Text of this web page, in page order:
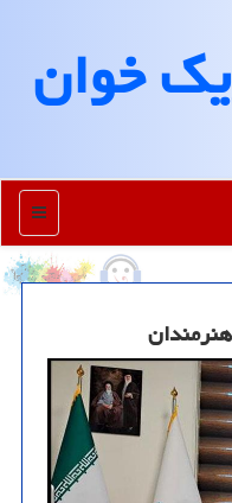
خوان
منو